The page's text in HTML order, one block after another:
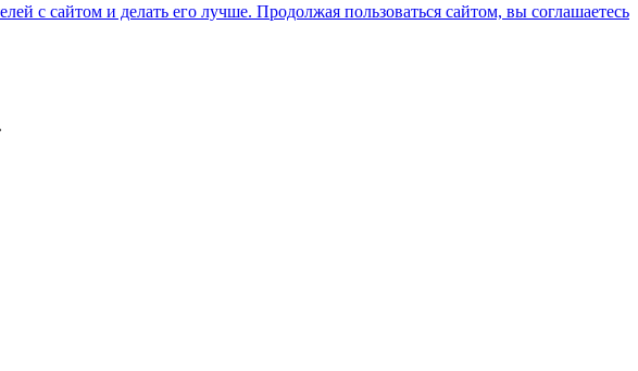
с сайтом и делать его лучше. Продолжая пользоваться сайтом, вы соглашаетесь